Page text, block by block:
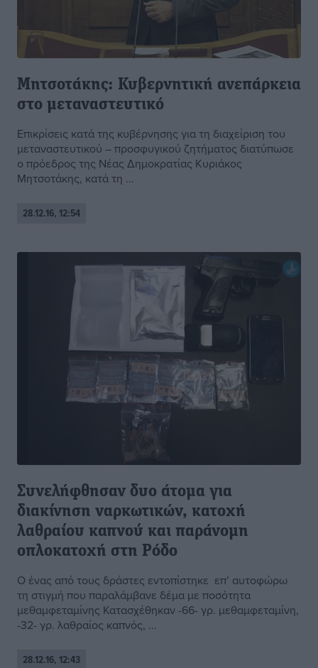
Μητσοτάκης: Κυβερνητική ανεπάρκεια
στο μεταναστευτικό
Επικρίσεις κατά της κυβέρνησης για τη διαχείριση του
μεταναστευτικού – προσφυγικού ζητήματος διατύπωσε
ο πρόεδρος της Νέας Δημοκρατίας Κυριάκος
Μητσοτάκης, κατά τη ...
28.12.16, 12:54
Συνελήφθησαν δυο άτομα για
διακίνηση ναρκωτικών, κατοχή
λαθραίου καπνού και παράνομη
οπλοκατοχή στη Ρόδο
Ο ένας από τους δράστες εντοπίστηκε επ’ αυτοφώρω
τη στιγμή που παραλάμβανε δέμα με ποσότητα
μεθαμφεταμίνης Κατασχέθηκαν -66- γρ. μεθαμφεταμίνη,
-32- γρ. λαθραίος καπνός, ...
28.12.16, 12:43